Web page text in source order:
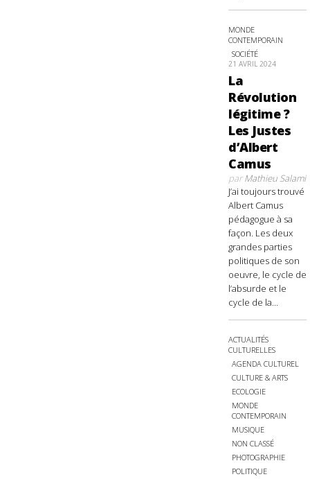
MONDE
CONTEMPORAIN
SOCIÉTÉ
21 AVRIL 2024
La
Révolution
légitime ?
Les Justes
d’Albert
Camus
parMathieu Salami
J’ai toujours trouvé
Albert Camus
pédagogue à sa
façon. Les deux
grandes parties
politiques de son
oeuvre, le cycle de
l’absurde et le
cycle de la...
ACTUALITÉS
CULTURELLES
AGENDA CULTUREL
CULTURE & ARTS
ECOLOGIE
MONDE
CONTEMPORAIN
MUSIQUE
NON CLASSÉ
PHOTOGRAPHIE
POLITIQUE